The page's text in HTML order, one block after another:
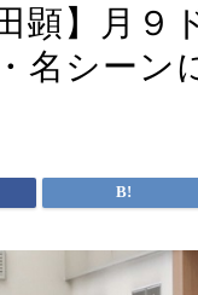
顕】月
名シーン